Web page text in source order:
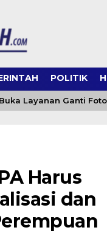
POLITIK
Layanan Ganti Foto
Harus
dan